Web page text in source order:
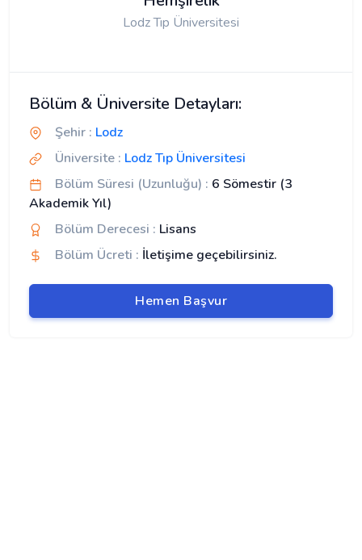
Lodz Tıp Üniversitesi
Bölüm & Üniversite Detayları:
Şehir : Lodz
Üniversite : Lodz Tıp Üniversitesi
Bölüm Süresi (Uzunluğu) : 6 Sömestir (3
Akademik Yıl)
Bölüm Derecesi : Lisans
Bölüm Ücreti : İletişime geçebilirsiniz.
Hemen Başvur